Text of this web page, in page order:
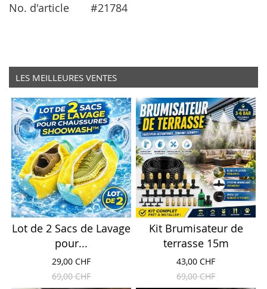
No. d'article
#21784
LES MEILLEURES VENTES
Lot de 2 Sacs de Lavage
pour...
29,00 CHF
69,00 CHF
Kit Brumisateur de
terrasse 15m
43,00 CHF
69,00 CHF